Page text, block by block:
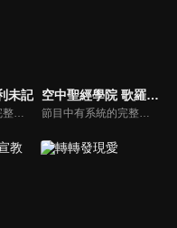
未記
節目中有系統的完整講解聖經真理，邀請受過解經講道訓練的老師，按著正意分解真理的道，帶領弟兄姊妹更深的了解聖經的浩瀚與偉大
空中聖經學院 歌羅西書（吳榮滁）
節目中有系統的完整講解聖經真理，邀請受過解經講道訓練的老師，按著正意分解真理的道，帶領弟兄姊妹更深的了解聖經的浩瀚與偉大。